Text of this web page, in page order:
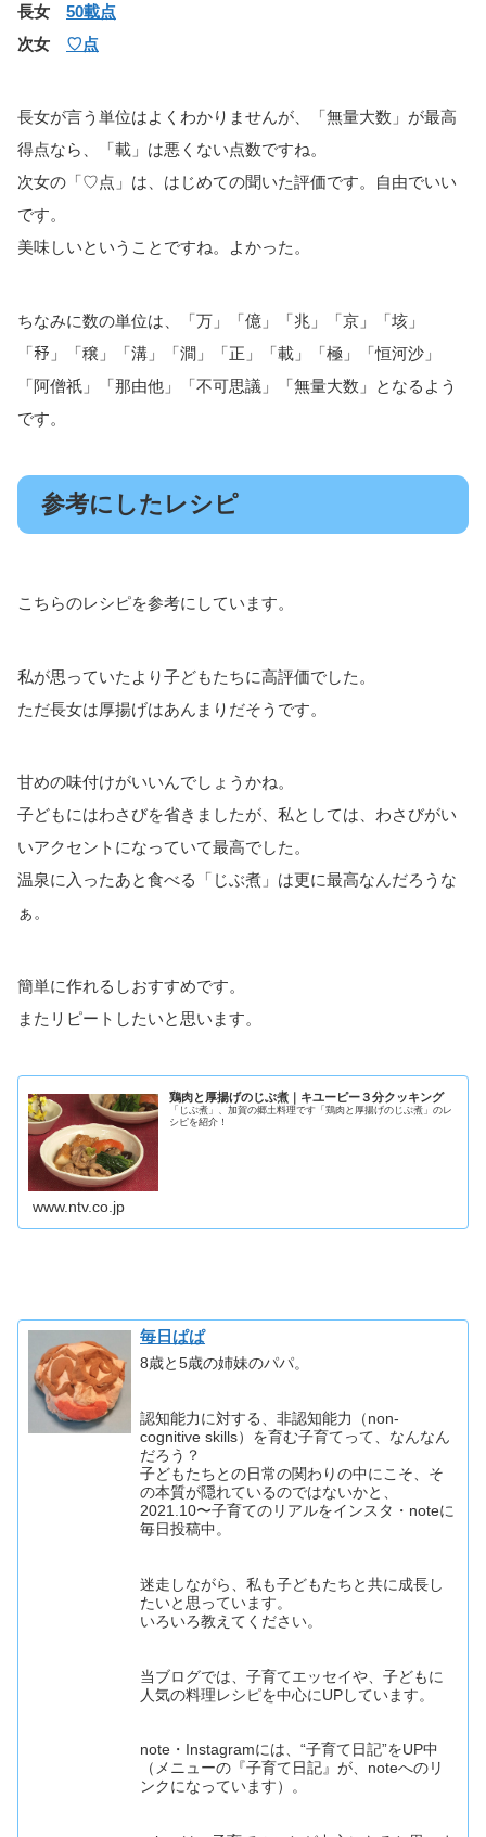
長女 50載点
次女 ♡点
長女が言う単位はよくわかりませんが、「無量大数」が最高
得点なら、「載」は悪くない点数ですね。
次女の「♡点」は、はじめての聞いた評価です。自由でいい
です。
美味しいということですね。よかった。
ちなみに数の単位は、「万」「億」「兆」「京」「垓」
「𥝱」「穣」「溝」「澗」「正」「載」「極」「恒河沙」
「阿僧祇」「那由他」「不可思議」「無量大数」となるよう
です。
参考にしたレシピ
こちらのレシピを参考にしています。
私が思っていたより子どもたちに高評価でした。
ただ長女は厚揚げはあんまりだそうです。
甘めの味付けがいいんでしょうかね。
子どもにはわさびを省きましたが、私としては、わさびがい
いアクセントになっていて最高でした。
温泉に入ったあと食べる「じぶ煮」は更に最高なんだろうな
ぁ。
簡単に作れるしおすすめです。
またリピートしたいと思います。
鶏肉と厚揚げのじぶ煮｜キユーピー３分クッキング
「じぶ煮」、加賀の郷土料理です「鶏肉と厚揚げのじぶ煮」のレ
シピを紹介！
www.ntv.co.jp
毎日ぱぱ
8歳と5歳の姉妹のパパ。
認知能力に対する、非認知能力（non-
cognitive skills）を育む子育てって、なんなん
だろう？
子どもたちとの日常の関わりの中にこそ、そ
の本質が隠れているのではないかと、
2021.10〜子育てのリアルをインスタ・noteに
毎日投稿中。
迷走しながら、私も子どもたちと共に成長し
たいと思っています。
いろいろ教えてください。
当ブログでは、子育てエッセイや、子どもに
人気の料理レシピを中心にUPしています。
note・Instagramには、“子育て日記”をUP中
（メニューの『子育て日記』が、noteへのリ
ンクになっています）。